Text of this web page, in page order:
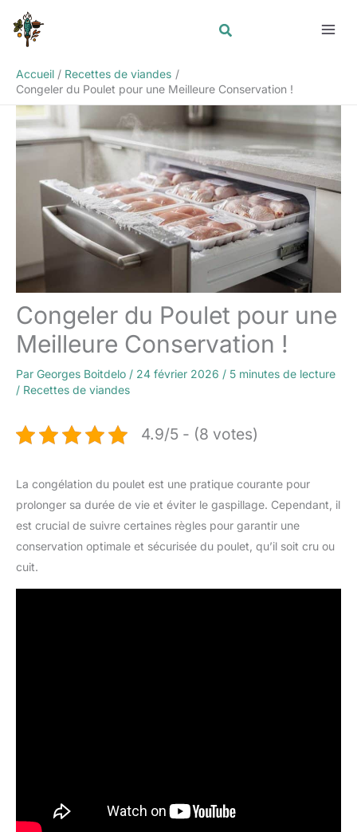
contenu
Accueil
Recettes de viandes
Congeler du Poulet pour une Meilleure Conservation !
Congeler du Poulet pour une
Meilleure Conservation !
Par Georges Boitdelo / 24 février 2026 / 5 minutes de lecture
/ Recettes de viandes
4.9/5 - (8 votes)
La congélation du poulet est une pratique courante pour
prolonger sa durée de vie et éviter le gaspillage. Cependant, il
est crucial de suivre certaines règles pour garantir une
conservation optimale et sécurisée du poulet, qu’il soit cru ou
cuit.
Rechercher